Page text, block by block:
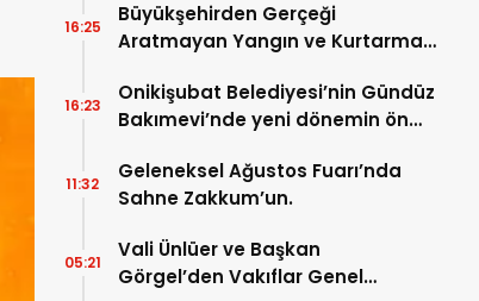
Büyükşehirden Gerçeği
Aratmayan Yangın ve Kurtarma
16:25
Onikişubat Belediyesi’nin Gündüz
Bakımevi’nde yeni dönemin ön
16:23
Geleneksel Ağustos Fuarı’nda
Sahne Zakkum’un.
11:32
Vali Ünlüer ve Başkan
Görgel’den Vakıflar Genel
05:21